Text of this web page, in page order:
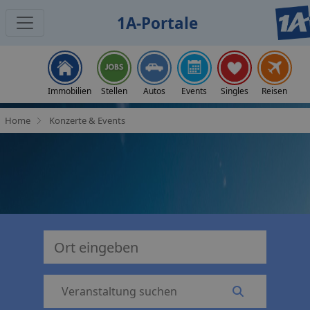
1A-Portale
Immobilien Stellen Autos Events Singles Reisen
Events beim 1A-Portale
Tickets kaufen im Kartenvorverkauf
Home Konzerte & Events